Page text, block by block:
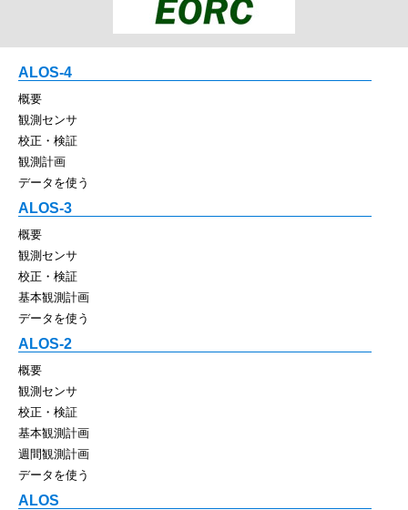
ALOS-4
概要
観測センサ
校正・検証
観測計画
データを使う
ALOS-3
概要
観測センサ
校正・検証
基本観測計画
データを使う
ALOS-2
概要
観測センサ
校正・検証
基本観測計画
週間観測計画
データを使う
ALOS